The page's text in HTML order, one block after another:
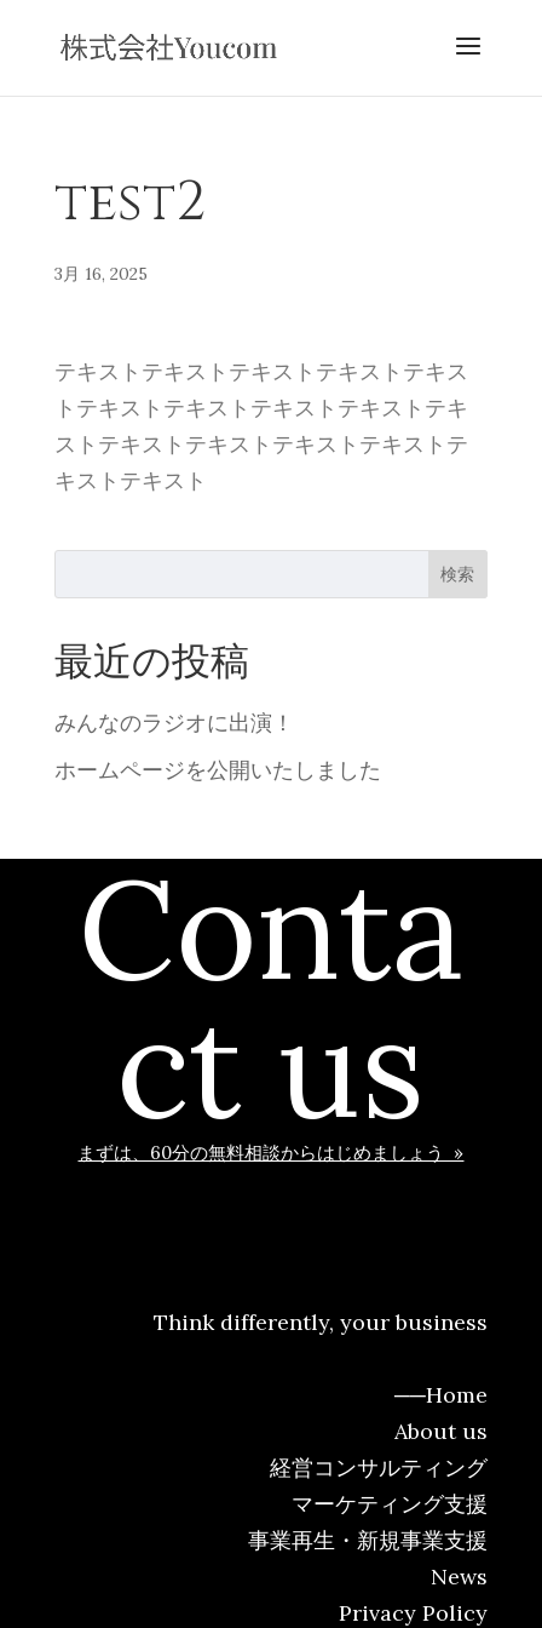
test2
3月 16, 2025
テキストテキストテキストテキストテキス
トテキストテキストテキストテキストテキ
ストテキストテキストテキストテキストテ
キストテキスト
検索
最近の投稿
みんなのラジオに出演！
ホームページを公開いたしました
Conta
ct us
まずは、60分の無料相談からはじめましょう »
Think differently, your business
──Home
About us
経営コンサルティング
マーケティング支援
事業再生・新規事業支援
News
Privacy Policy